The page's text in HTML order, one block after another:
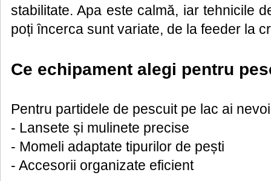
stabilitate. Apa este calmă, iar tehnicile
poți încerca sunt variate, de la feeder la
Ce echipament alegi pentru
Pentru partidele de pescuit pe lac ai
- Lansete și mulinete precise
- Momeli adaptate tipurilor de pești
- Accesorii organizate eficient